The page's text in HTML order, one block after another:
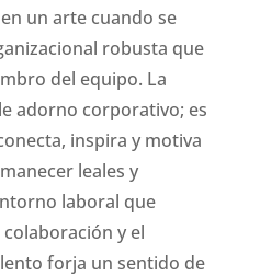
un arte cuando se
robusta que
del equipo. La
adorno corporativo; es
inspira y motiva
leales y
laboral que
y el
forja un sentido de